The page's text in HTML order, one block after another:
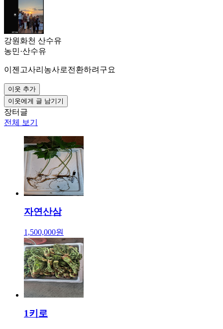
강원화천 산수유
농민·산수유
이젠고사리농사로전환하려구요
이웃 추가
이웃에게 글 남기기
장터글
전체 보기
자연산삼
1,500,000원
1키로